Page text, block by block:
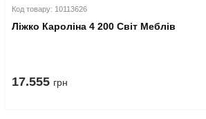
Код товару: 10113626
Ліжко Кароліна 4 200 Світ Меблів
17.555 грн